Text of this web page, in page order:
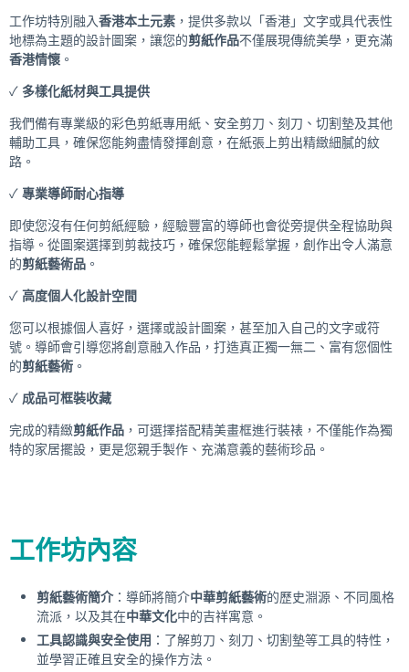
工作坊特別融入香港本土元素 ，提供多款以「香港」文字或具代表性
地標為主題的設計圖案，讓您的剪紙作品不僅展現傳統美學，更充滿
香港情懷 。
✓ 多樣化紙材與工具提供
我們備有專業級的彩色剪紙專用紙、安全剪刀、刻刀、切割墊及其他
輔助工具，確保您能夠盡情發揮創意，在紙張上剪出精緻細膩的紋
路。
✓ 專業導師耐心指導
即使您沒有任何剪紙經驗，經驗豐富的導師也會從旁提供全程協助與
指導。從圖案選擇到剪裁技巧，確保您能輕鬆掌握，創作出令人滿意
的剪紙藝術品 。
✓ 高度個人化設計空間
您可以根據個人喜好，選擇或設計圖案，甚至加入自己的文字或符
號。導師會引導您將創意融入作品，打造真正獨一無二、富有您個性
的剪紙藝術 。
✓ 成品可框裝收藏
完成的精緻剪紙作品 ，可選擇搭配精美畫框進行裝裱，不僅能作為獨
特的家居擺設，更是您親手製作、充滿意義的藝術珍品。
工作坊內容
剪紙藝術簡介：導師將簡介中華剪紙藝術的歷史淵源、不同風格
流派，以及其在中華文化中的吉祥寓意。
工具認識與安全使用 ：了解剪刀、刻刀、切割墊等工具的特性，
並學習正確且安全的操作方法。